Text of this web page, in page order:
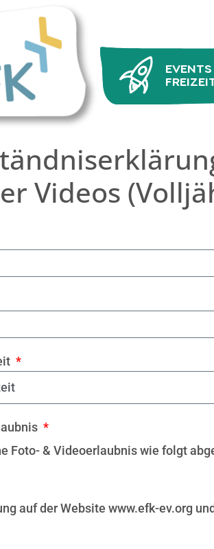
Videos
Foto- & Videoerlaubnis wie folgt
auf der Website www.efk-ev.org